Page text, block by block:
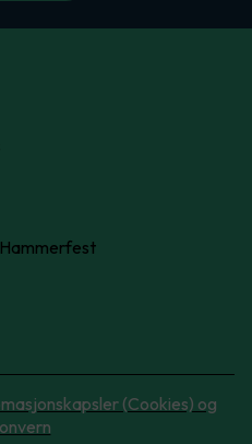
(Cookies) og